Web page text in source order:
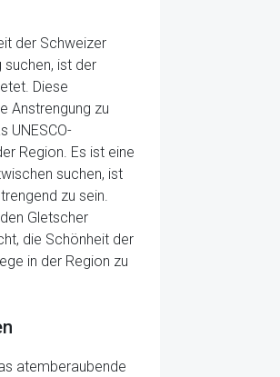
der Schweizer
suchen, ist der
Diese
Anstrengung zu
UNESCO-
Region. Es ist eine
suchen, ist
zu sein.
Gletscher
die Schönheit der
in der Region zu
atemberaubende